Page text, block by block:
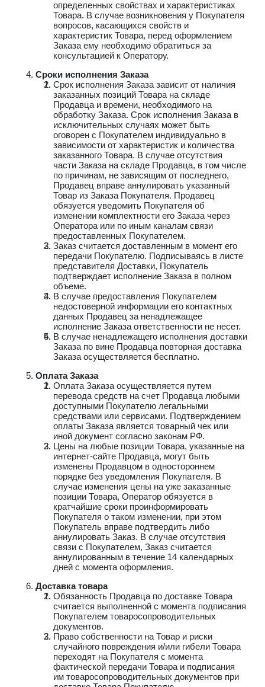
определенных свойствах и характеристиках
Товара. В случае возникновения у Покупателя
вопросов, касающихся свойств и
характеристик Товара, перед оформлением
Заказа ему необходимо обратиться за
консультацией к Оператору.
Сроки исполнения Заказа
Срок исполнения Заказа зависит от наличия
заказанных позиций Товара на складе
Продавца и времени, необходимого на
обработку Заказа. Срок исполнения Заказа в
исключительных случаях может быть
оговорен с Покупателем индивидуально в
зависимости от характеристик и количества
заказанного Товара. В случае отсутствия
части Заказа на складе Продавца, в том числе
по причинам, не зависящим от последнего,
Продавец вправе аннулировать указанный
Товар из Заказа Покупателя. Продавец
обязуется уведомить Покупателя об
изменении комплектности его Заказа через
Оператора или по иным каналам связи
предоставленных Покупателем.
Заказ считается доставленным в момент его
передачи Покупателю. Подписываясь в листе
представителя Доставки, Покупатель
подтверждает исполнение Заказа в полном
объеме.
В случае предоставления Покупателем
недостоверной информации его контактных
данных Продавец за ненадлежащее
исполнение Заказа ответственности не несет.
В случае ненадлежащего исполнения доставки
Заказа по вине Продавца повторная доставка
Заказа осуществляется бесплатно.
Оплата Заказа
Оплата Заказа осуществляется путем
перевода средств на счет Продавца любыми
доступными Покупателю легальными
средствами или сервисами. Подтверждением
оплаты Заказа является товарный чек или
иной документ согласно законам РФ.
Цены на любые позиции Товара, указанные на
интернет-сайте Продавца, могут быть
изменены Продавцом в одностороннем
порядке без уведомления Покупателя. В
случае изменения цены на уже заказанные
позиции Товара, Оператор обязуется в
кратчайшие сроки проинформировать
Покупателя о таком изменении, при этом
Покупатель вправе подтвердить либо
аннулировать Заказ. В случае отсутствия
связи с Покупателем, Заказ считается
аннулированным в течение 14 календарных
дней с момента оформления.
Доставка товара
Обязанность Продавца по доставке Товара
считается выполненной с момента подписания
Покупателем товаросопроводительных
документов.
Право собственности на Товар и риски
случайного повреждения и/или гибели Товара
переходят на Покупателя с момента
фактической передачи Товара и подписания
им товаросопроводительных документов при